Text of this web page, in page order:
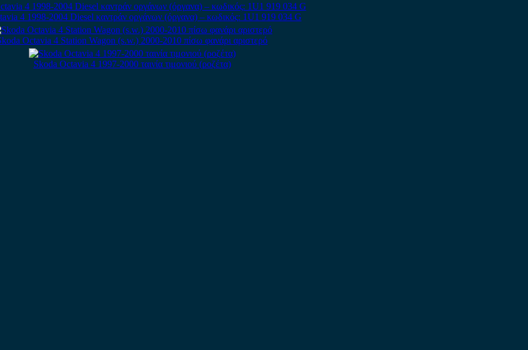
4 1998-2004 Diesel καντράν οργάνων (όργανα) – κωδικός: 1U1 919 034 G
Octavia 4 Station Wagon (s.w.) 2000-2010 πίσω φανάρι αριστερό
Skoda Octavia 4 1997-2000 ταινία τιμονιού (ροζέτα)